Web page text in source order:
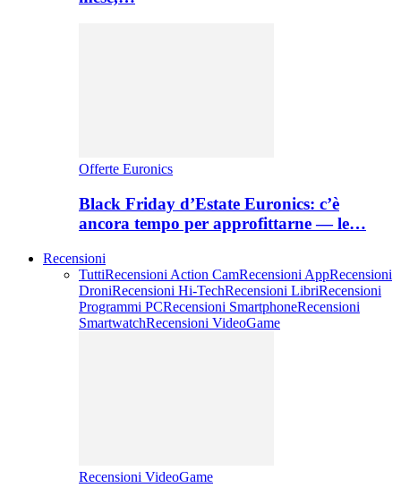
Offerte Euronics
Black Friday d’Estate Euronics: c’è
ancora tempo per approfittarne — le…
Recensioni
TuttiRecensioni Action CamRecensioni AppRecensioni
DroniRecensioni Hi-TechRecensioni LibriRecensioni
Programmi PCRecensioni SmartphoneRecensioni
SmartwatchRecensioni VideoGame
Recensioni VideoGame